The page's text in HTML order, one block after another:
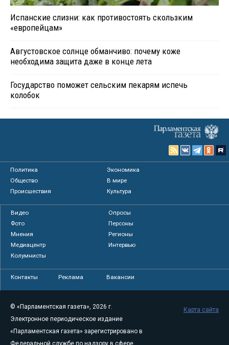
Испанские слизни: как противостоять скользким
«европейцам»
Августовское солнце обманчиво: почему коже
необходима защита даже в конце лета
Государство поможет сельским пекарям испечь
колобок
Политика
Экономика
Общество
В мире
Происшествия
Культура
Видео
Опросы
Фото
Персоны
Мнения
Регионы
Медиацентр
Интервью
Колумнисты
Контакты Реклама Вакансии
© «Парламентская газета», 2026 г.
Электронное периодическое издание
«Парламентская газета» зарегистрировано в
Карта сайта